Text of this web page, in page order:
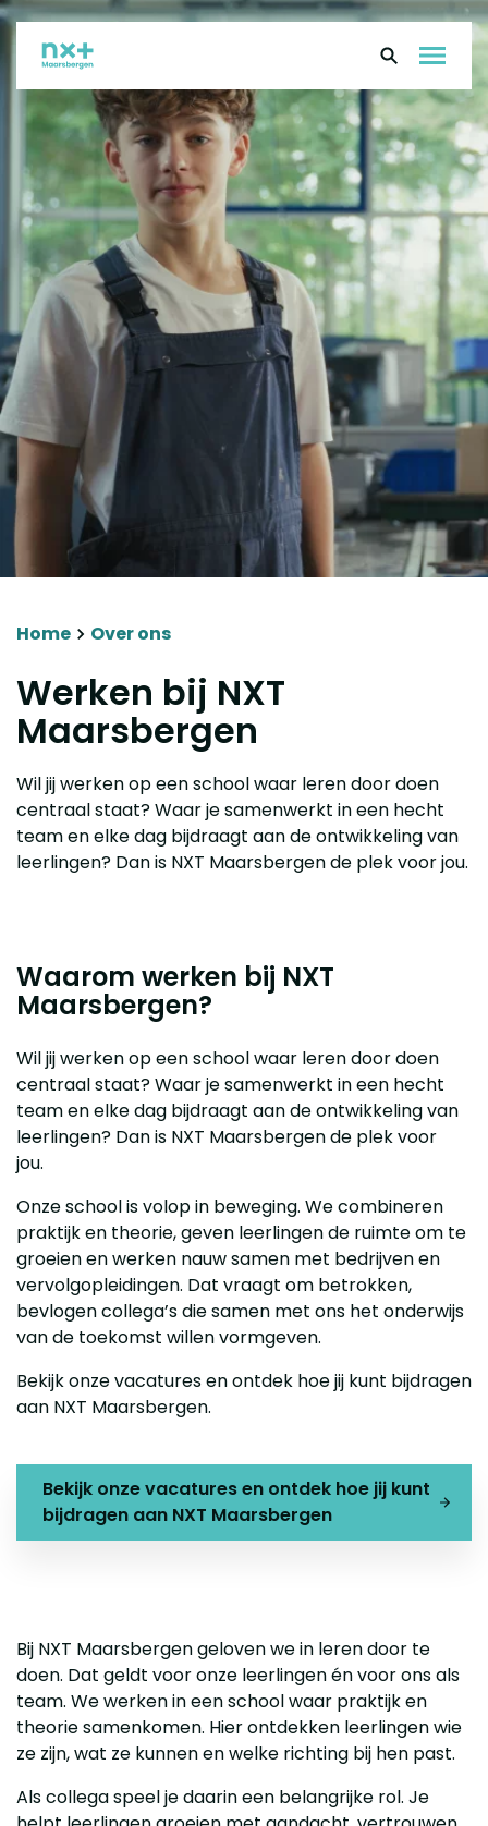
Over ons
Onderwijs
Leerlingen
Ouders
Groep 8
Contact
Agenda
Magister
Home Over ons
Werken bij NXT
Maarsbergen
Wil jij werken op een school waar leren door doen
centraal staat? Waar je samenwerkt in een hecht
team en elke dag bijdraagt aan de ontwikkeling van
leerlingen? Dan is NXT Maarsbergen de plek voor jou.
Waarom werken bij NXT
Maarsbergen?
Wil jij werken op een school waar leren door doen
centraal staat? Waar je samenwerkt in een hecht
team en elke dag bijdraagt aan de ontwikkeling van
leerlingen? Dan is NXT Maarsbergen de plek voor
jou.
Onze school is volop in beweging. We combineren
praktijk en theorie, geven leerlingen de ruimte om te
groeien en werken nauw samen met bedrijven en
vervolgopleidingen. Dat vraagt om betrokken,
bevlogen collega’s die samen met ons het onderwijs
van de toekomst willen vormgeven.
Bekijk onze vacatures en ontdek hoe jij kunt bijdragen
aan NXT Maarsbergen.
Bekijk onze vacatures en ontdek hoe jij kunt
bijdragen aan NXT Maarsbergen
Bij NXT Maarsbergen geloven we in leren door te
doen. Dat geldt voor onze leerlingen én voor ons als
team. We werken in een school waar praktijk en
theorie samenkomen. Hier ontdekken leerlingen wie
ze zijn, wat ze kunnen en welke richting bij hen past.
Als collega speel je daarin een belangrijke rol. Je